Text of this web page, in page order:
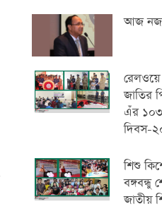
আজ
রেলওয়ে
জাতির
এঁর ১০৩
দিবস-
শিশু
বঙ্গবন্ধু
জাতীয়